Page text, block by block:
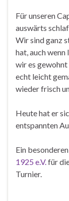
Für unseren
auswärts
Wir sind ganz
hat, auch
wir es gewohnt
echt leicht
wieder frisch
Heute hat er
entspannten
Ein
1925 e.V. für
Turnier.